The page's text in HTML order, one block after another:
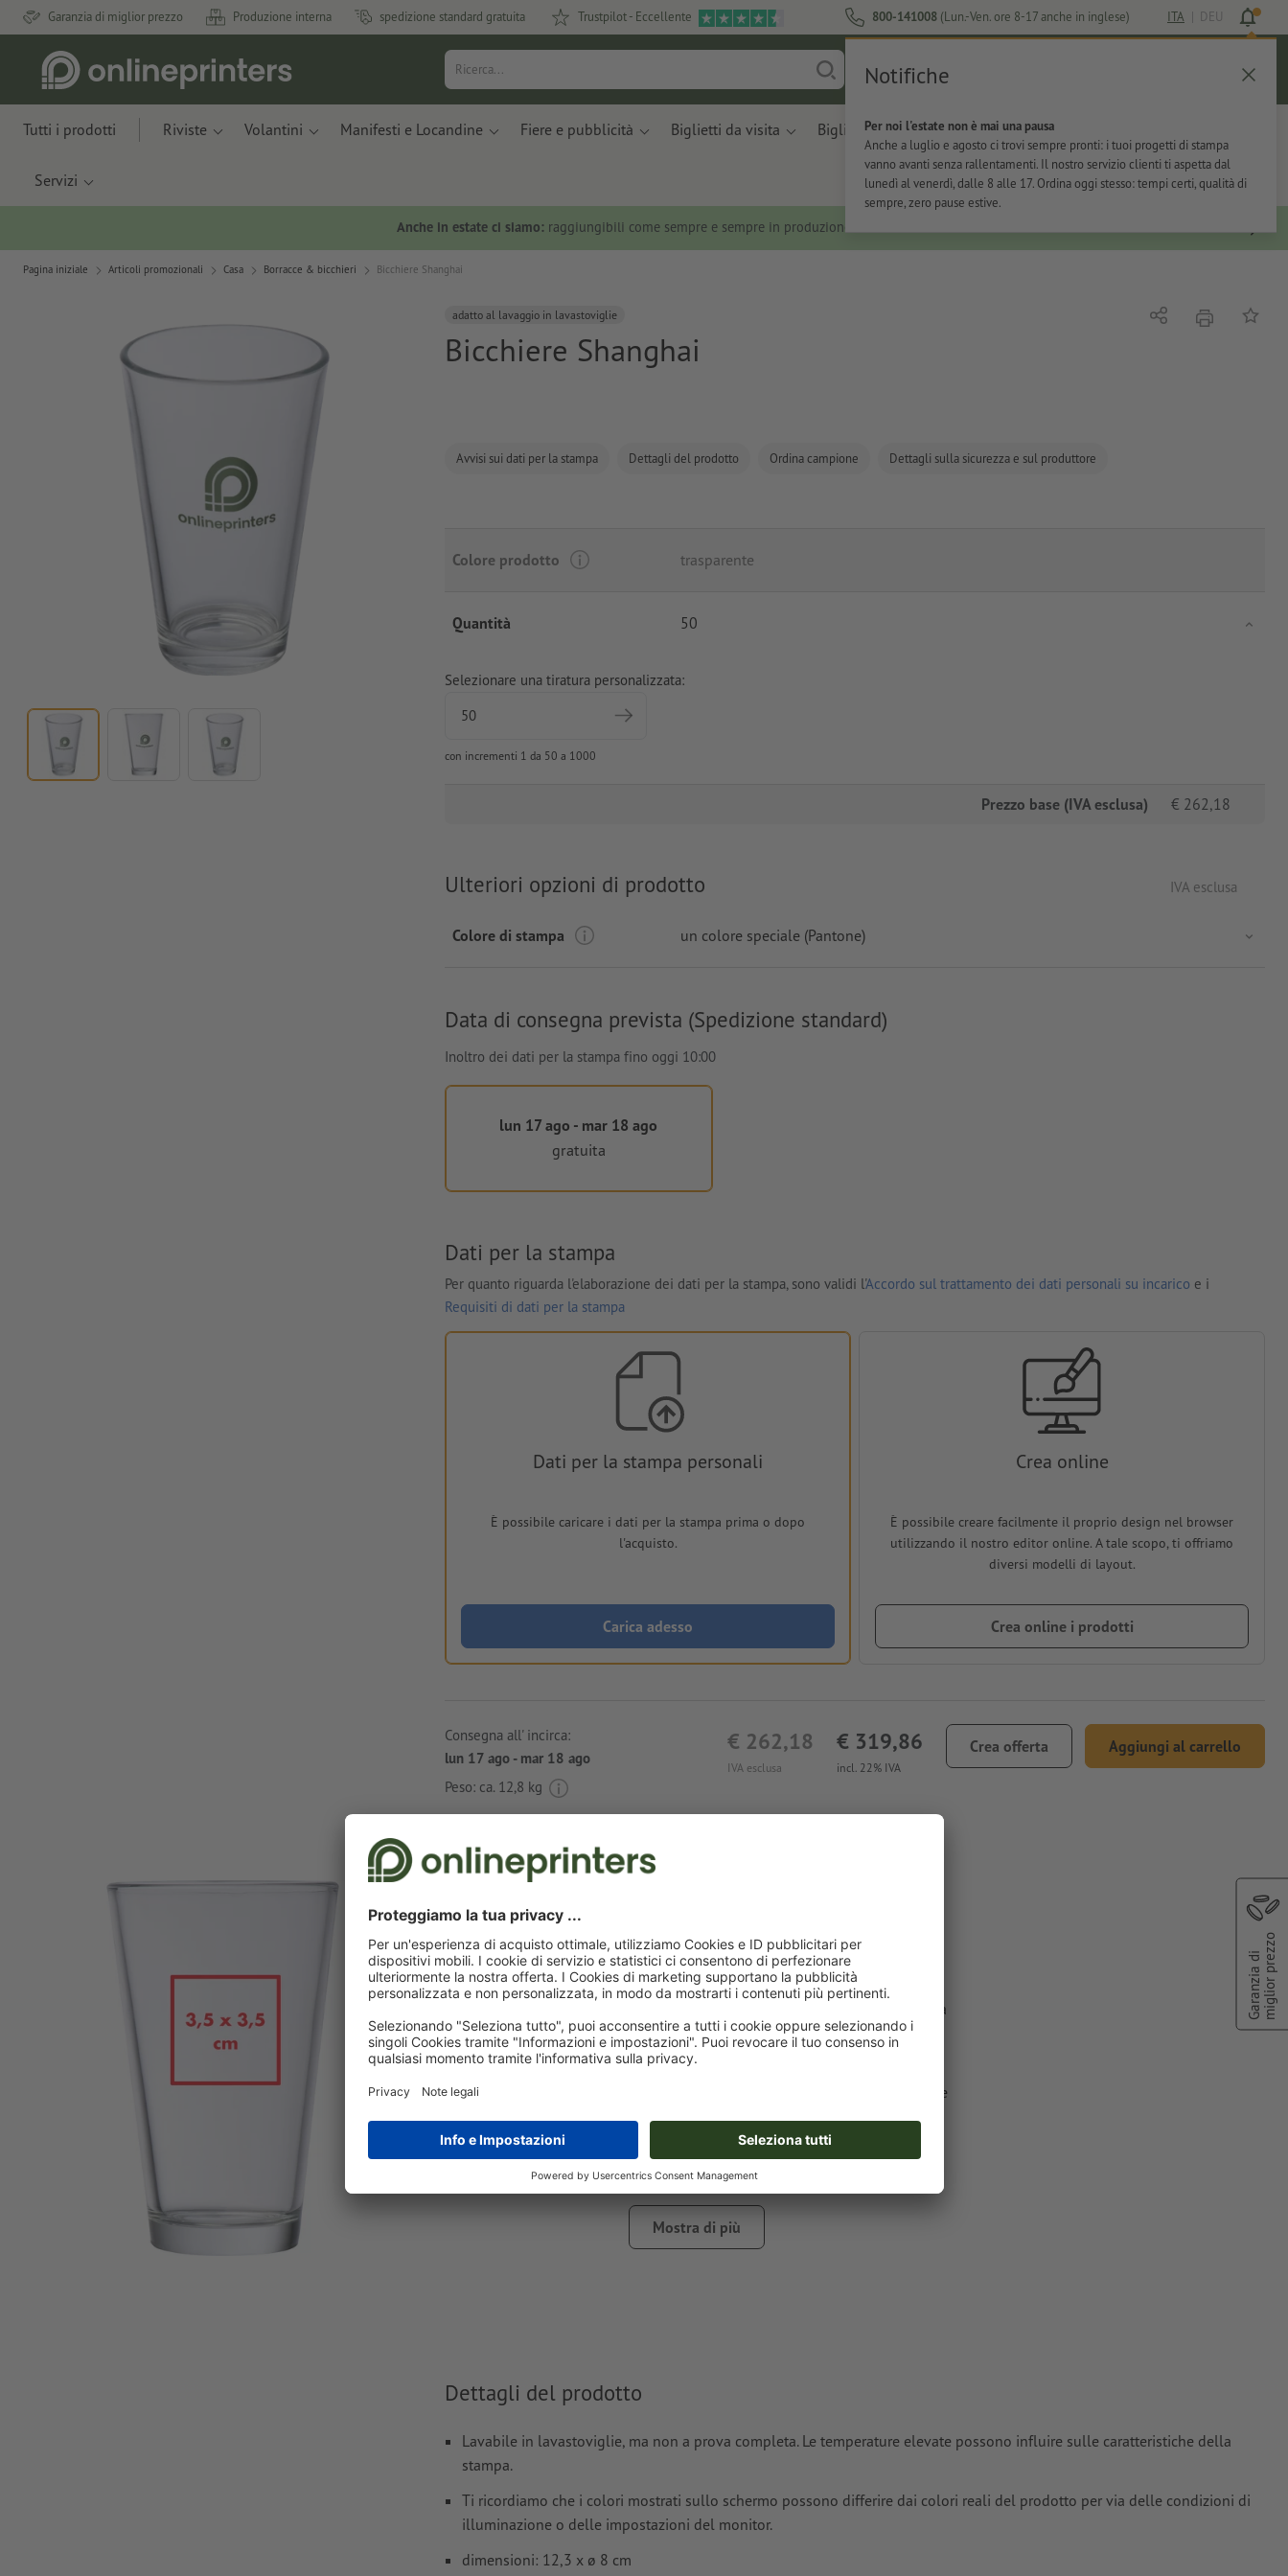
Garanzia di miglior prezzo Produzione interna spedizione standard gratuita Trustpilot - Eccellente 800-141008 (Lun.-Ven. ore 8-17 anche in inglese) ITA | DEU
Notifiche
Per noi l'estate non è mai una pausa
Anche a luglio e agosto ci trovi sempre pronti: i tuoi progetti di stampa
vanno avanti senza rallentamenti. Il nostro servizio clienti ti aspetta dal
lunedì al venerdì, dalle 8 alle 17. Ordina oggi stesso: tempi certi, qualità di
sempre, zero pause estive.
Carrello
Tutti i prodotti Riviste Volantini Manifesti e Locandine Fiere e pubblicità Biglietti da visita Biglietti Per l'ufficio Adesivi
Servizi
Anche in estate ci siamo: raggiungibili come sempre e sempre in produzione.
Pagina iniziale Articoli promozionali Casa Borracce & bicchieri Bicchiere Shanghai
adatto al lavaggio in lavastoviglie
Bicchiere Shanghai
Avvisi sui dati per la stampa Dettagli del prodotto Ordina campione Dettagli sulla sicurezza e sul produttore
Condividistamparealla
Colore prodotto trasparente
Quantità 50
Selezionare una tiratura personalizzata:
con incrementi 1 da 50 a 1000
Prezzo base (IVA esclusa) € 262,18
Ulteriori opzioni di prodotto IVA esclusa
Colore di stampa un colore speciale (Pantone)
Data di consegna prevista (Spedizione standard)
Inoltro dei dati per la stampa fino oggi 10:00
lun 17 ago - mar 18 ago
gratuita
Dati per la stampa
Per quanto riguarda l'elaborazione dei dati per la stampa, sono validi l'Accordo sul trattamento dei dati personali su incarico e i
Requisiti di dati per la stampa
Dati per la stampa personali
È possibile caricare i dati per la stampa prima o dopo
l'acquisto.
Carica adesso
Crea online
È possibile creare facilmente il proprio design nel browser
utilizzando il nostro editor online. A tale scopo, ti offriamo
diversi modelli di layout.
Crea online i prodotti
IVA esclusa
€ 262,18
incl. 22% IVA
€ 319,86 Crea offerta Aggiungi al carrello
Consegna all' incirca:
lun 17 ago - mar 18 ago
Peso: ca. 12,8 kg
Formato dei dati: 3,5 x 3,5 cm
Particolarità nella creazione dei dati per la stampa:
(colore a
tinta piatta: Pantone FORMULA GUIDE Solid Coated, esclusi colori
metallizzati e neon)
L’oro (Pantone 871 C) e l’argento (Pantone 877 C) sono disponibili come
piatta applicato nei Suoi dati di stampa in “gold” (oro) o “silver”
(argento)
dimensione carattere: almeno 12 pt; linea più sottile del carattere: 0,45
trovano nel nostro Centro assistenza.
Come si creano correttamente i dati di stampa?
Mostra di più
Dettagli del prodotto
Lavabile in lavastoviglie, ma non a prova completa. Le temperature elevate possono influire sulle caratteristiche della
stampa.
Ti ricordiamo che i colori mostrati sullo schermo possono differire dai colori reali del prodotto per via delle condizioni di
illuminazione o delle impostazioni del monitor.
dimensioni: 12,3 x ø 8 cm
Garanzia dimiglior prezzo